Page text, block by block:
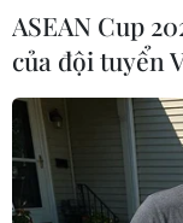
ASEAN Cup
của đội tuyển